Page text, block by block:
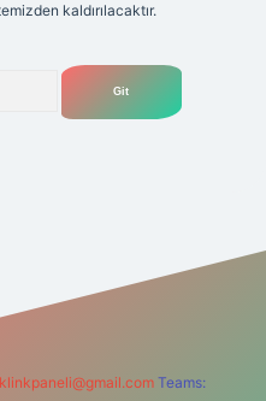
kaldırılacaktır.
Teams: